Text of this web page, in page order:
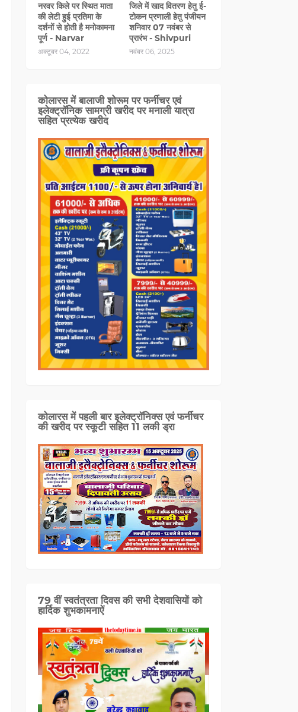
नरवर किले पर स्थित माता
की लेटी हुई प्रतिमा के
दर्शनों से होती है मनोकामना
पूर्ण - Narvar
अक्टूबर 04, 2022
जिले में खाद वितरण हेतु ई-
टोकन प्रणाली हेतु पंजीयन
शनिवार 07 नवंबर से
प्रारंभ - Shivpuri
नवंबर 06, 2025
कोलारस में बालाजी शोरूम पर फर्नीचर एवं
इलेक्ट्रॉनिक सामग्री खरीद पर मनाली यात्रा
सहित प्रत्‍येक खरीद
कोलारस में पहली बार इलेक्ट्रॉनिक्स एवं फर्नीचर
की खरीद पर स्कूटी सहित 11 लकी ड्रा
79 वीं स्वतंत्रता दिवस की सभी देशवासियों को
हार्दिक शुभकामनाऐं